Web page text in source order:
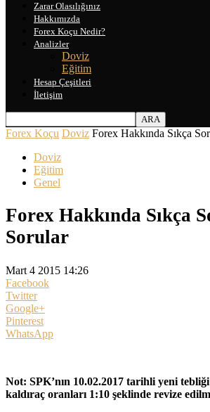
Zarar Olasılığınız
Hakkımızda
Forex Koçu Nedir?
Analizler
Doviz
Eğitim
Hesap Çeşitleri
İletişim
Forex Koçu Doviz Forex Hakkında Sıkça
Doviz
Eğitim
Genel
Forex Hakkında Sıkça
Sorular
Mart 4 2015 14:26
Facebook
Twitter
Google+
Pinterest
WhatsApp
Not: SPK’nın 10.02.2017 tarihli yeni
kaldıraç oranları 1:10 şeklinde revize